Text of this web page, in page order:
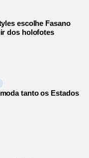
escolhe Fasano
dos holofotes
tanto os Estados